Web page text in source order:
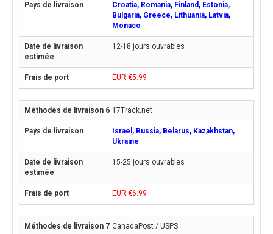
Croatia, Romania, Finland, Estonia,
Bulgaria, Greece, Lithuania, Latvia,
Monaco
12-18 jours ouvrables
EUR €5.99
17Track.net
Israel, Russia, Belarus, Kazakhstan,
Ukraine
15-25 jours ouvrables
EUR €6.99
CanadaPost / USPS